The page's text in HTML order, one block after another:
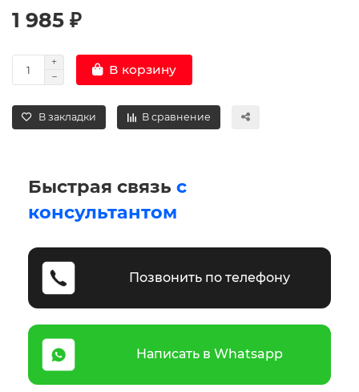
1 985 ₽
В корзину
В закладки В сравнение
Быстрая связь с
консультантом
Позвонить по телефону
Написать в Whatsapp